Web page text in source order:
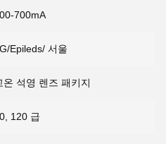
700mA
Epileds/ 서울
온 석영 렌즈 패키지
120 급